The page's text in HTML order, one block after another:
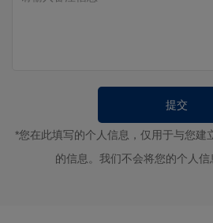
*您在此填写的个人信息，仅用于与您建
的信息。我们不会将您的个人信